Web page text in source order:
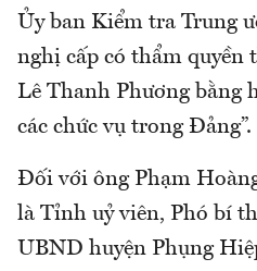
Ủy ban Kiểm tra Trung
nghị cấp có thẩm quyền
Lê Thanh Phương bằng
các chức vụ trong Đảng”.
Đối với ông Phạm
là Tỉnh uỷ viên, Phó bí
UBND huyện Phụng